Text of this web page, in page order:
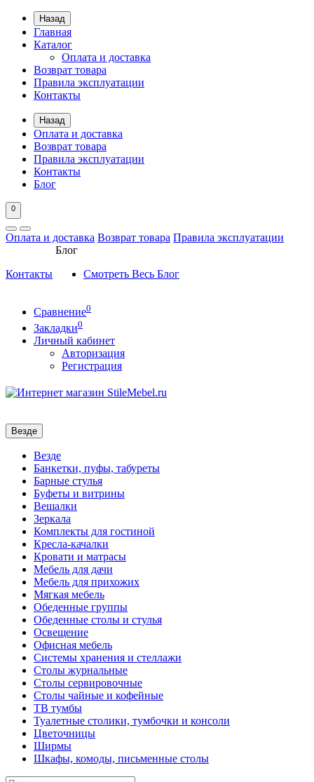
Назад
Главная
Каталог
Оплата и доставка
Возврат товара
Правила эксплуатации
Контакты
Назад
Оплата и доставка
Возврат товара
Правила эксплуатации
Контакты
Блог
0
Оплата и доставка Возврат товара Правила эксплуатации
Контакты
Блог
Смотреть Весь Блог
Сравнение0
Закладки0
Личный кабинет
Авторизация
Регистрация
Везде
Везде
Банкетки, пуфы, табуреты
Барные стулья
Буфеты и витрины
Вешалки
Зеркала
Комплекты для гостиной
Кресла-качалки
Кровати и матрасы
Мебель для дачи
Мебель для прихожих
Мягкая мебель
Обеденные группы
Обеденные столы и стулья
Освещение
Офисная мебель
Системы хранения и стеллажи
Столы журнальные
Столы сервировочные
Столы чайные и кофейные
ТВ тумбы
Туалетные столики, тумбочки и консоли
Цветочницы
Ширмы
Шкафы, комоды, письменные столы